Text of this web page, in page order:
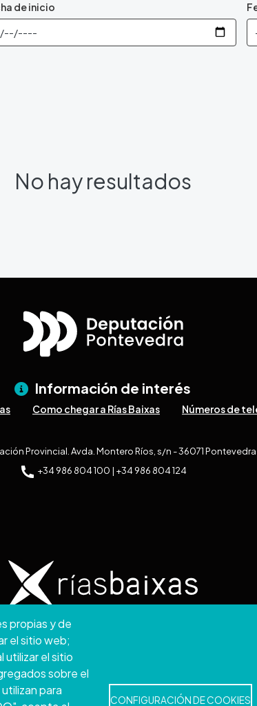
de inicio
No hay resultados
propias y de
el sitio web;
utilizar el sitio
sobre el
para
CONFIGURACIÓN DE COOKIES
Información de interés
Como chegar a Rías Baixas Números de
Provincial. Avda. Montero Ríos, s/n - 36071 Pontevedra
+34 986 804 100 | +34 986 804 124
Provincial de Pontevedra.
Accessibility